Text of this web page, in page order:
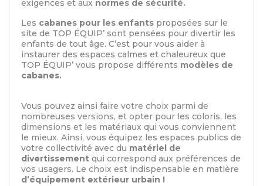
exigences et aux normes de sécurité.
Les cabanes pour les enfants proposées sur le
site de TOP ÉQUIP’ sont pensées pour divertir les
enfants de tout âge. C’est pour vous aider à
instaurer des espaces calmes et chaleureux que
TOP ÉQUIP’ vous propose différents modèles de
cabanes.
Vous pouvez ainsi faire votre choix parmi de
nombreuses versions, et opter pour les coloris, les
dimensions et les matériaux qui vous conviennent
le mieux. Ainsi, vous équipez les espaces publics de
votre collectivité avec du matériel de
divertissement qui correspond aux préférences de
vos usagers. Le choix est indispensable en matière
d’équipement extérieur urbain !